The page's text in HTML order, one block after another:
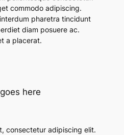
commodo adipiscing.
pharetra tincidunt
diam posuere ac.
a placerat.
here
consectetur adipiscing elit.